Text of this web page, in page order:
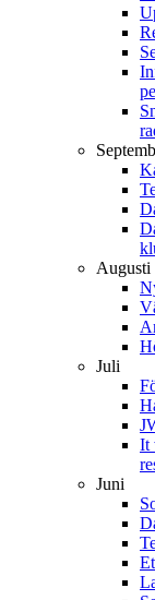
Augusti
Juli
It
Juni